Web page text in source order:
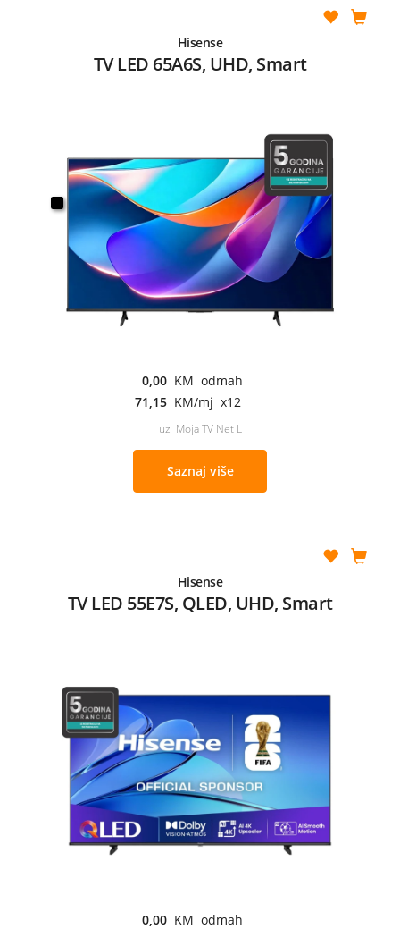
Hisense
TV LED 65A6S, UHD, Smart
0,00 KM odmah
71,15 KM/mj x12
uz Moja TV Net L
Saznaj više
Hisense
TV LED 55E7S, QLED, UHD, Smart
0,00 KM odmah